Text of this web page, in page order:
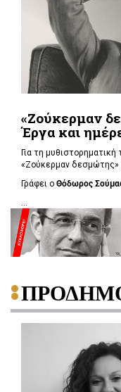
«Ζούκερμαν
Έργα και
Για τη μυθιστορηματική
«Ζούκερμαν δεσμώτης»
Γράφει ο Θόδωρος
...